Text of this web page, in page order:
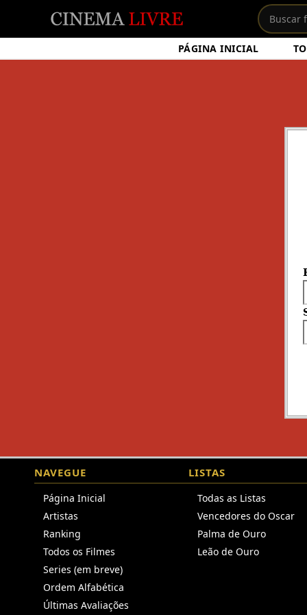
PÁGINA INICIAL
NAVEGUE
Página Inicial
Artistas
Ranking
Todos os Filmes
Series (em breve)
Ordem Alfabética
Últimas Avaliações
LISTAS
Todas as Listas
Vencedores do Oscar
Palma de Ouro
Leão de Ouro